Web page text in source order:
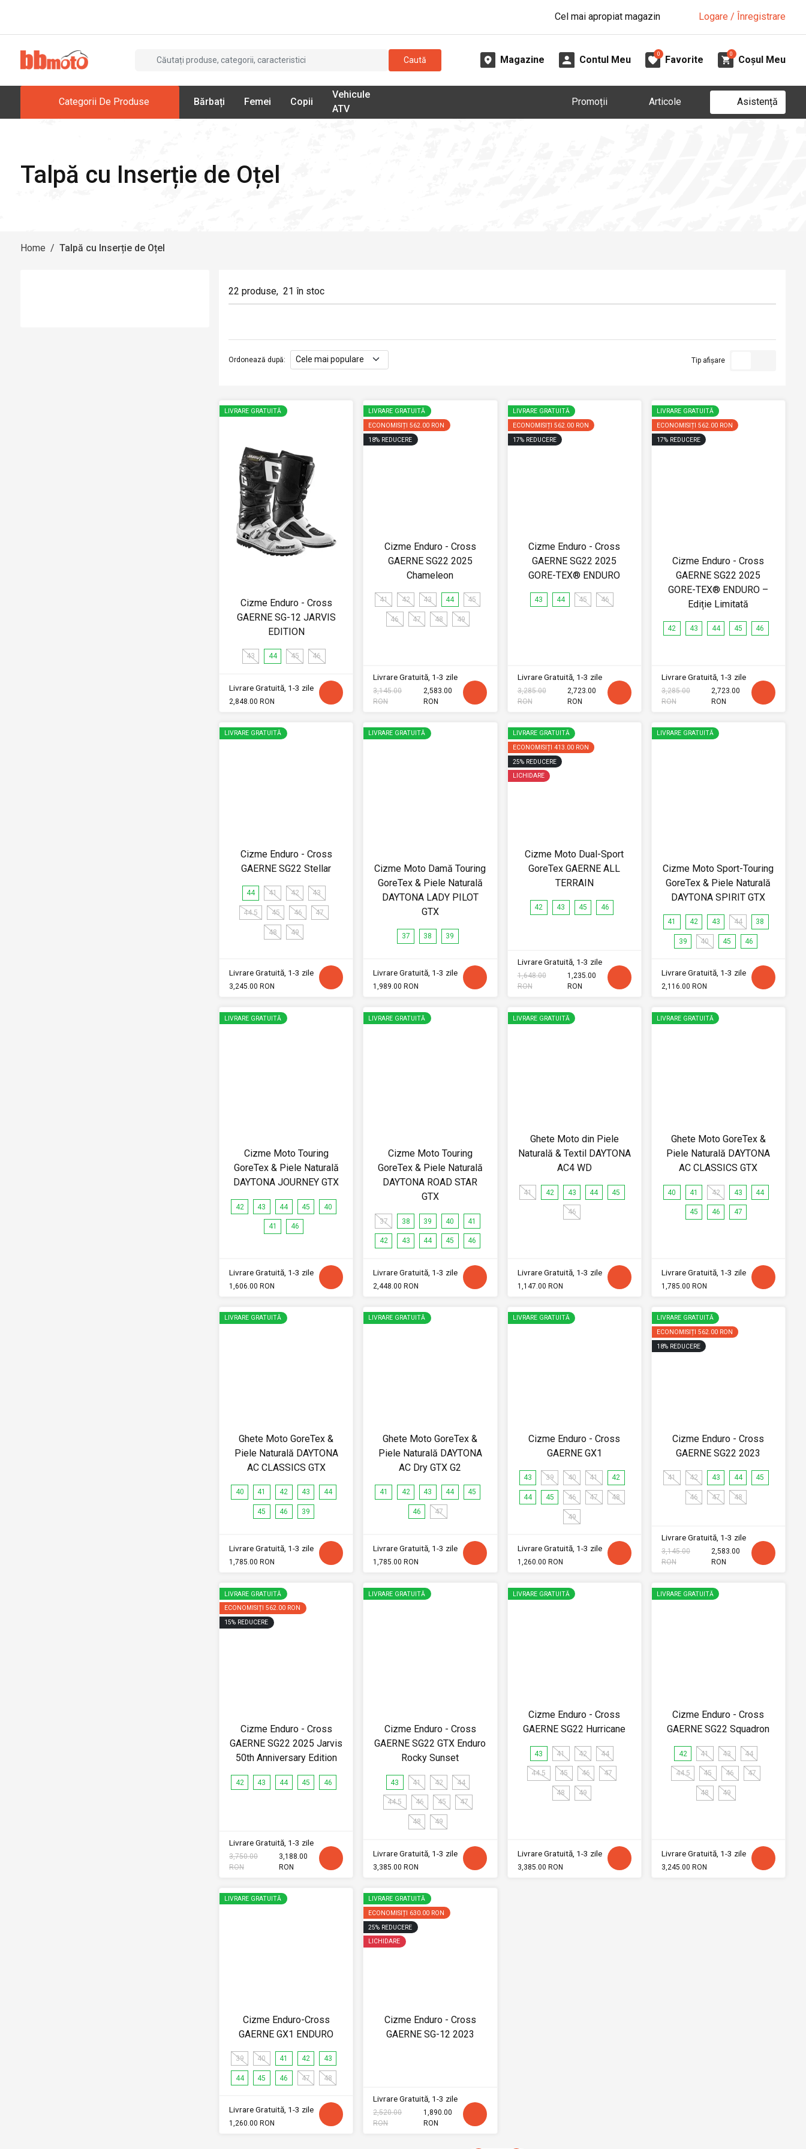
Cel mai apropiat magazin Logare / Înregistrare
Caută Magazine Contul Meu
0
Favorite
0
Coșul Meu
Categorii De Produse Bărbați Femei Copii
Vehicule
ATV
Promoții Articole Asistență
Talpă cu Inserție de Oțel
Home / Talpă cu Inserție de Oțel
22 produse, 21 în stoc
Ordonează după: Tip afișare
LIVRARE GRATUITĂ
Cizme Enduro - Cross
GAERNE SG-12 JARVIS
EDITION
43 44 45 46
Livrare Gratuită, 1-3 zile
2,848.00 RON
LIVRARE GRATUITĂ
ECONOMISIȚI 562.00 RON
18% REDUCERE
Cizme Enduro - Cross
GAERNE SG22 2025
Chameleon
41 42 43 44 45
46 47 48 49
Livrare Gratuită, 1-3 zile
3,145.00
RON
2,583.00
RON
LIVRARE GRATUITĂ
ECONOMISIȚI 562.00 RON
17% REDUCERE
Cizme Enduro - Cross
GAERNE SG22 2025
GORE-TEX® ENDURO
43 44 45 46
Livrare Gratuită, 1-3 zile
3,285.00
RON
2,723.00
RON
LIVRARE GRATUITĂ
ECONOMISIȚI 562.00 RON
17% REDUCERE
Cizme Enduro - Cross
GAERNE SG22 2025
GORE-TEX® ENDURO –
Ediție Limitată
42 43 44 45 46
Livrare Gratuită, 1-3 zile
3,285.00
RON
2,723.00
RON
LIVRARE GRATUITĂ
Cizme Enduro - Cross
GAERNE SG22 Stellar
44 41 42 43
44.5 45 46 47
48 49
Livrare Gratuită, 1-3 zile
3,245.00 RON
LIVRARE GRATUITĂ
Cizme Moto Damă Touring
GoreTex & Piele Naturală
DAYTONA LADY PILOT
GTX
37 38 39
Livrare Gratuită, 1-3 zile
1,989.00 RON
LIVRARE GRATUITĂ
ECONOMISIȚI 413.00 RON
25% REDUCERE
LICHIDARE
Cizme Moto Dual-Sport
GoreTex GAERNE ALL
TERRAIN
42 43 45 46
Livrare Gratuită, 1-3 zile
1,648.00
RON
1,235.00
RON
LIVRARE GRATUITĂ
Cizme Moto Sport-Touring
GoreTex & Piele Naturală
DAYTONA SPIRIT GTX
41 42 43 44 38
39 40 45 46
Livrare Gratuită, 1-3 zile
2,116.00 RON
LIVRARE GRATUITĂ
Cizme Moto Touring
GoreTex & Piele Naturală
DAYTONA JOURNEY GTX
42 43 44 45 40
41 46
Livrare Gratuită, 1-3 zile
1,606.00 RON
LIVRARE GRATUITĂ
Cizme Moto Touring
GoreTex & Piele Naturală
DAYTONA ROAD STAR
GTX
37 38 39 40 41
42 43 44 45 46
Livrare Gratuită, 1-3 zile
2,448.00 RON
LIVRARE GRATUITĂ
Ghete Moto din Piele
Naturală & Textil DAYTONA
AC4 WD
41 42 43 44 45
46
Livrare Gratuită, 1-3 zile
1,147.00 RON
LIVRARE GRATUITĂ
Ghete Moto GoreTex &
Piele Naturală DAYTONA
AC CLASSICS GTX
40 41 42 43 44
45 46 47
Livrare Gratuită, 1-3 zile
1,785.00 RON
LIVRARE GRATUITĂ
Ghete Moto GoreTex &
Piele Naturală DAYTONA
AC CLASSICS GTX
40 41 42 43 44
45 46 39
Livrare Gratuită, 1-3 zile
1,785.00 RON
LIVRARE GRATUITĂ
Ghete Moto GoreTex &
Piele Naturală DAYTONA
AC Dry GTX G2
41 42 43 44 45
46 47
Livrare Gratuită, 1-3 zile
1,785.00 RON
LIVRARE GRATUITĂ
Cizme Enduro - Cross
GAERNE GX1
43 39 40 41 42
44 45 46 47 48
49
Livrare Gratuită, 1-3 zile
1,260.00 RON
LIVRARE GRATUITĂ
ECONOMISIȚI 562.00 RON
18% REDUCERE
Cizme Enduro - Cross
GAERNE SG22 2023
41 42 43 44 45
46 47 48
Livrare Gratuită, 1-3 zile
3,145.00
RON
2,583.00
RON
LIVRARE GRATUITĂ
ECONOMISIȚI 562.00 RON
15% REDUCERE
Cizme Enduro - Cross
GAERNE SG22 2025 Jarvis
50th Anniversary Edition
42 43 44 45 46
Livrare Gratuită, 1-3 zile
3,750.00
RON
3,188.00
RON
LIVRARE GRATUITĂ
Cizme Enduro - Cross
GAERNE SG22 GTX Enduro
Rocky Sunset
43 41 42 44
44.5 46 45 47
48 49
Livrare Gratuită, 1-3 zile
3,385.00 RON
LIVRARE GRATUITĂ
Cizme Enduro - Cross
GAERNE SG22 Hurricane
43 41 42 44
44.5 45 46 47
48 49
Livrare Gratuită, 1-3 zile
3,385.00 RON
LIVRARE GRATUITĂ
Cizme Enduro - Cross
GAERNE SG22 Squadron
42 41 43 44
44.5 45 46 47
48 49
Livrare Gratuită, 1-3 zile
3,245.00 RON
LIVRARE GRATUITĂ
Cizme Enduro-Cross
GAERNE GX1 ENDURO
39 40 41 42 43
44 45 46 47 48
Livrare Gratuită, 1-3 zile
1,260.00 RON
LIVRARE GRATUITĂ
ECONOMISIȚI 630.00 RON
25% REDUCERE
LICHIDARE
Cizme Enduro - Cross
GAERNE SG-12 2023
Livrare Gratuită, 1-3 zile
2,520.00
RON
1,890.00
RON